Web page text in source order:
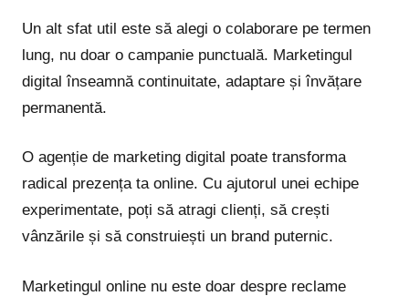
Un alt sfat util este să alegi o colaborare pe termen
lung, nu doar o campanie punctuală. Marketingul
digital înseamnă continuitate, adaptare și învățare
permanentă.
O agenție de marketing digital poate transforma
radical prezența ta online. Cu ajutorul unei echipe
experimentate, poți să atragi clienți, să crești
vânzările și să construiești un brand puternic.
Marketingul online nu este doar despre reclame